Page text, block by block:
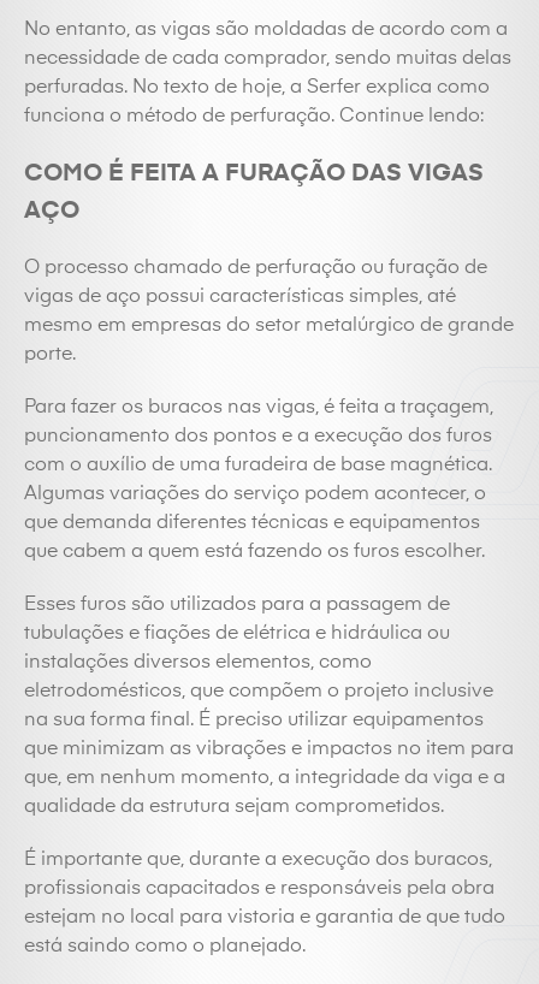
No entanto, as vigas são moldadas de acordo com a
necessidade de cada comprador, sendo muitas delas
perfuradas. No texto de hoje, a Serfer explica como
funciona o método de perfuração. Continue lendo:
COMO É FEITA A FURAÇÃO DAS VIGAS
AÇO
O processo chamado de perfuração ou furação de
vigas de aço possui características simples, até
mesmo em empresas do setor metalúrgico de grande
porte.
Para fazer os buracos nas vigas, é feita a traçagem,
puncionamento dos pontos e a execução dos furos
com o auxílio de uma furadeira de base magnética.
Algumas variações do serviço podem acontecer, o
que demanda diferentes técnicas e equipamentos
que cabem a quem está fazendo os furos escolher.
Esses furos são utilizados para a passagem de
tubulações e fiações de elétrica e hidráulica ou
instalações diversos elementos, como
eletrodomésticos, que compõem o projeto inclusive
na sua forma final. É preciso utilizar equipamentos
que minimizam as vibrações e impactos no item para
que, em nenhum momento, a integridade da viga e a
qualidade da estrutura sejam comprometidos.
É importante que, durante a execução dos buracos,
profissionais capacitados e responsáveis pela obra
estejam no local para vistoria e garantia de que tudo
está saindo como o planejado.